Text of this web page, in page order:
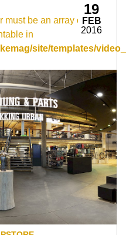
must be an array or an
in
site/templates/
19
FEB
2016